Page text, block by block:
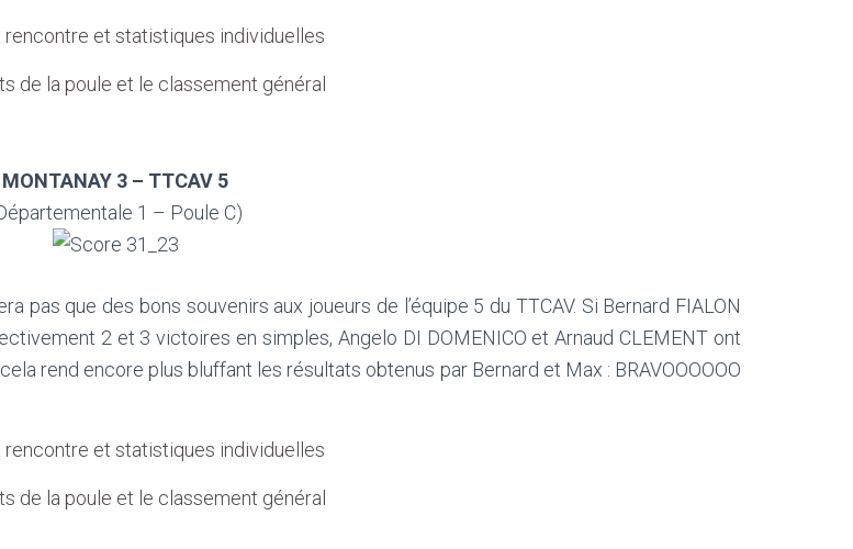
rencontre et statistiques individuelles
de la poule et le classement général
MONTANAY 3 – TTCAV 5
1 – Poule C)
pas que des bons souvenirs aux joueurs de l’équipe 5 du TTCAV. Si Bernard FIALON
2 et 3 victoires en simples, Angelo DI DOMENICO et Arnaud CLEMENT ont
rend encore plus bluffant les résultats obtenus par Bernard et Max : BRAVOOOOOO
rencontre et statistiques individuelles
de la poule et le classement général